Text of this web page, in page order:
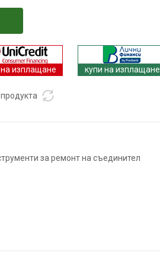
на изплащане купи на изплащане
за ремонт на съединител